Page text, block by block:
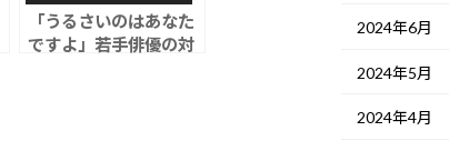
「うるさいのはあなた
ですよ」若手俳優の対
2024年6月
2024年5月
2024年4月